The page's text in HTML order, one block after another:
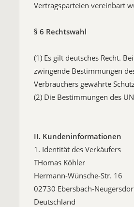
Vertragsparteien vereinbart
§ 6 Rechtswahl
(1) Es gilt deutsches Recht.
zwingende Bestimmungen
Verbrauchers gewährte
(2) Die Bestimmungen des
II. Kundeninformationen
1. Identität des Verkäufers
THomas Köhler
Hermann-Wünsche-Str. 16
02730 Ebersbach-
Deutschland